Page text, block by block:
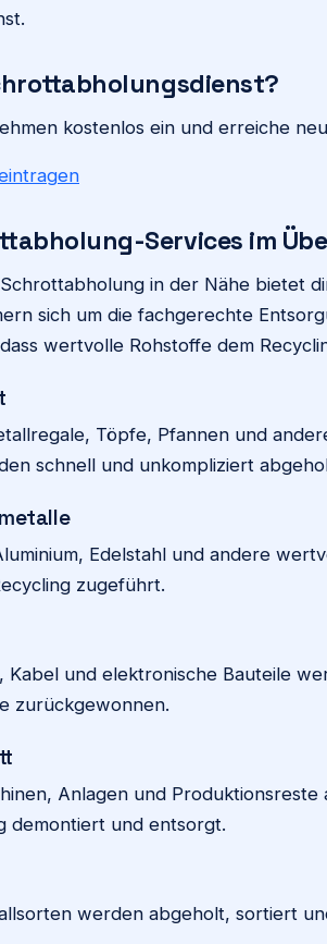
kostenlos ein und erreiche
Services im
in der Nähe bietet
sich um die fachgerechte
wertvolle Rohstoffe dem
Töpfe, Pfannen und
schnell und unkompliziert
Edelstahl und andere
zugeführt.
Kabel und elektronische Bauteile
zurückgewonnen.
Anlagen und
demontiert und entsorgt.
werden abgeholt, sortiert